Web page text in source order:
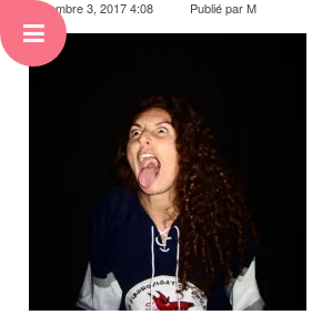
novembre 3, 2017 4:08 Publié parM